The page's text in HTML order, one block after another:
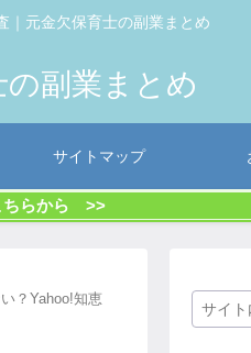
｜元金欠保育士の副業まとめ
サイトマップ
ちらから >>
？Yahoo!知恵